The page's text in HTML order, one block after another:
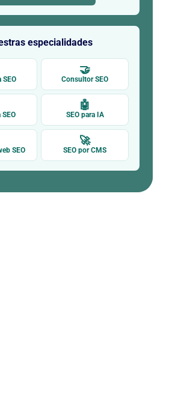
especialidades
SEO
🤝
Consultor SEO
🤖
SEO para IA
SEO
🚀
SEO por CMS